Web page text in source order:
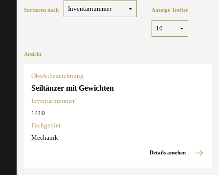
Sortieren nach Anzeige Treffer
Ansicht
Objektbezeichnung
Seiltänzer mit Gewichten
Inventarnummer
1410
Fachgebiet
Mechanik
Details ansehen